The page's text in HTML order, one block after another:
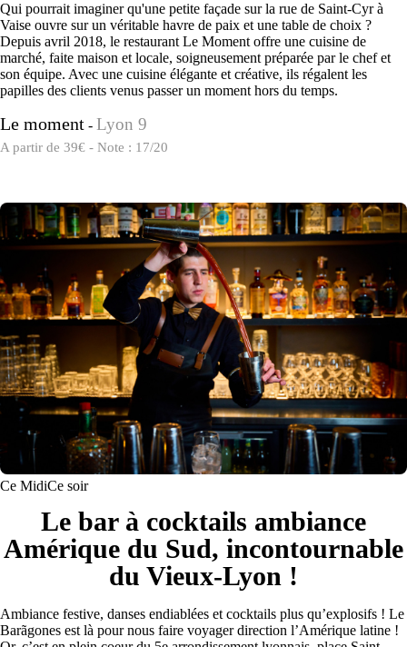
Qui pourrait imaginer qu'une petite façade sur la rue de Saint-Cyr à
Vaise ouvre sur un véritable havre de paix et une table de choix ?
Depuis avril 2018, le restaurant Le Moment offre une cuisine de
marché, faite maison et locale, soigneusement préparée par le chef et
son équipe. Avec une cuisine élégante et créative, ils régalent les
papilles des clients venus passer un moment hors du temps.
Le moment - Lyon 9
A partir de 39€ - Note : 17/20
Ce MidiCe soir
Le bar à cocktails ambiance
Amérique du Sud, incontournable
du Vieux-Lyon !
Ambiance festive, danses endiablées et cocktails plus qu’explosifs ! Le
Barãgones est là pour nous faire voyager direction l’Amérique latine !